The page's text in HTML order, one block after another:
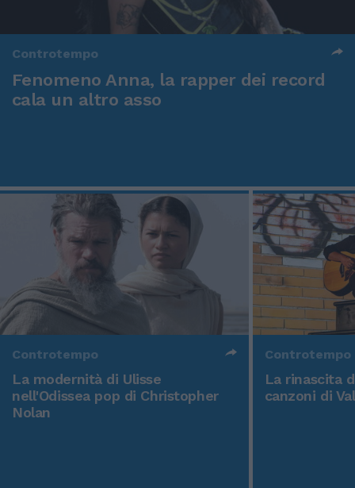
Controtempo
Fenomeno Anna, la rapper dei record
cala un altro asso
Controtempo
La modernità di Ulisse
nell'Odissea pop di Christopher
Nolan
Controtempo
La rinascita
canzoni di